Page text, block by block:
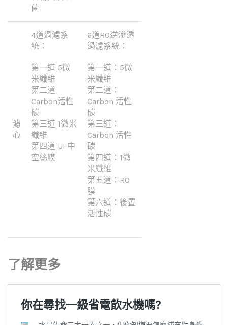
菌
濾
心
4道過濾系
統：
第一道 5微
米纖維
第二道
Carbon活性
碳
第三道 1微米
纖維
第四道 UF中
空絲膜
6道RO逆滲透
過濾系統：
第一道：5微
米纖維
第二道：
Carbon 活性
碳
第三道：
Carbon 活性
碳
第四道：1微
米纖維
第五道：RO
膜
第六道：後置
活性碳
了解更多